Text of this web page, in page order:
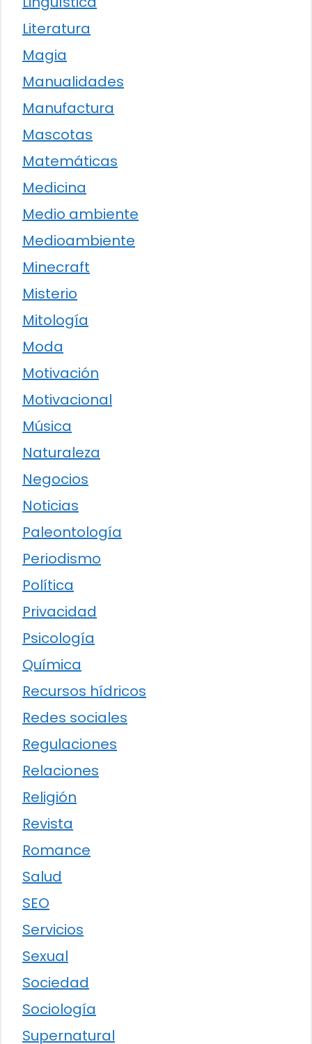
Literatura
Magia
Manualidades
Manufactura
Mascotas
Matemáticas
Medicina
Medio ambiente
Medioambiente
Minecraft
Misterio
Mitología
Moda
Motivación
Motivacional
Música
Naturaleza
Negocios
Noticias
Paleontología
Periodismo
Política
Privacidad
Psicología
Química
Recursos hídricos
Redes sociales
Regulaciones
Relaciones
Religión
Revista
Romance
Salud
SEO
Servicios
Sexual
Sociedad
Sociología
Supernatural